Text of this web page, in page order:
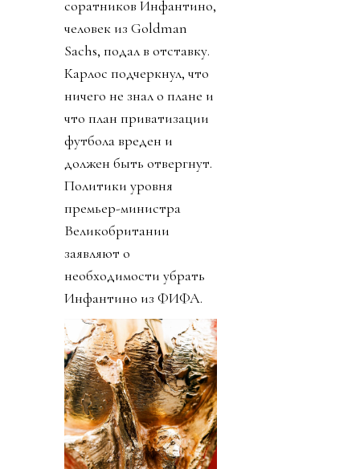
соратников Инфантино,
человек из Goldman
Sachs, подал в отставку.
Карлос подчеркнул, что
ничего не знал о плане и
что план приватизации
футбола вреден и
должен быть отвергнут.
Политики уровня
премьер-министра
Великобритании
заявляют о
необходимости убрать
Инфантино из ФИФА.